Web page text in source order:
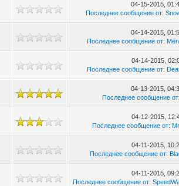
04-15-2015,
Последнее сообщение от:
04-14-2015,
Последнее сообщение от:
04-14-2015,
Последнее сообщение от:
04-13-2015,
Последнее сообщение от
04-12-2015,
Последнее сообщение от:
04-11-2015,
Последнее сообщение от:
04-11-2015,
Последнее сообщение от: